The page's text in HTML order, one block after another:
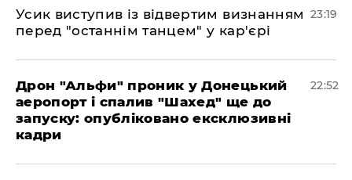
​Усик виступив із відвертим визнанням
перед "останнім танцем" у кар'єрі
23:19
​Дрон "Альфи" проник у Донецький
аеропорт і спалив "Шахед" ще до
запуску: опубліковано ексклюзивні
кадри
22:52